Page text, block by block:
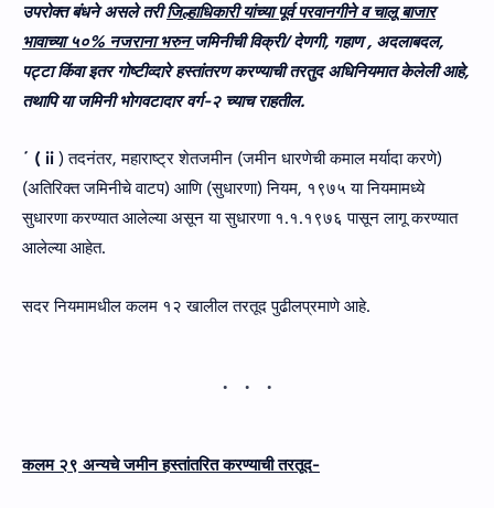
उपरोक्त बंधने असले तरीजिल्हाधिकारी यांच्या पूर्व परवानगीने व चालू बाजार
भावाच्या ५०% नजराना भरुनजमिनीची विक्री/ देणगी, गहाण, अदलाबदल,
पट्टा किंवा इतर गोष्टीव्दारे हस्तांतरण करण्याची तरतुद अधिनियमात केलेली आहे,
तथापि या जमिनी भोगवटादार वर्ग-२ च्याच राहतील.
´ ( ii ) तदनंतर, महाराष्ट्र शेतजमीन (जमीन धारणेची कमाल मर्यादा करणे)
(अतिरिक्त जमिनीचे वाटप) आणि (सुधारणा) नियम, १९७५ या नियमामध्ये
सुधारणा करण्यात आलेल्या असून या सुधारणा १.१.१९७६ पासून लागू करण्यात
आलेल्या आहेत.
सदर नियमामधील कलम १२ खालील तरतूद पुढीलप्रमाणे आहे.
कलम २९ अन्यचे जमीन हस्तांतरित करण्याची तरतूद-